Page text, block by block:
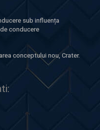
sub influența
conducere
conceptului nou, Crater.